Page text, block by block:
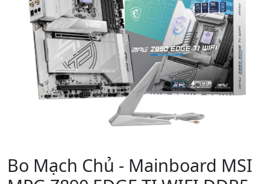
Bo Mạch Chủ - Mainboard MSI